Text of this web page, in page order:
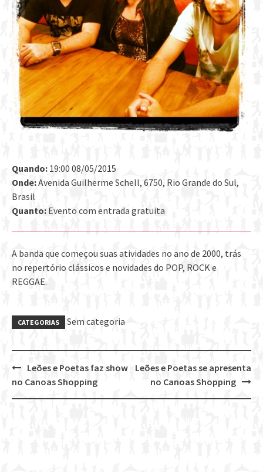
Quando: 19:00 08/05/2015
Onde:Avenida Guilherme Schell, 6750, Rio Grande do Sul,
Brasil
Quanto: Evento com entrada gratuita
A banda que começou suas atividades no ano de 2000, trás
no repertório clássicos e novidades do POP, ROCK e
REGGAE.
CATEGORIAS Sem categoria
Post
navigation
Leões e Poetas se apresenta
no Canoas Shopping
Leões e Poetas faz show
no Canoas Shopping